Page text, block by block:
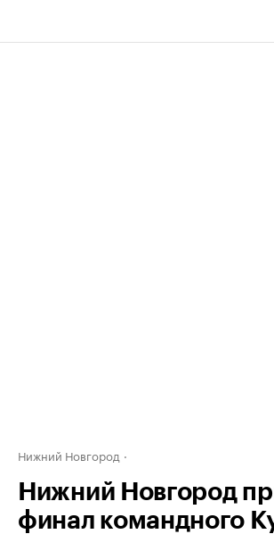
Нижний Новгород
Нижний Новгород
финал командного